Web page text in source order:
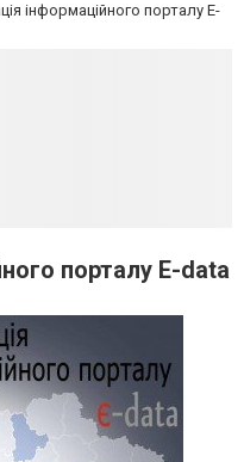
інформаційного порталу E-
порталу E-data